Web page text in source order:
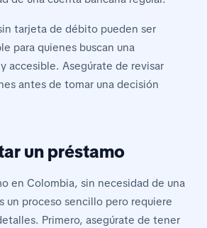
tarjeta de débito pueden ser
para quienes buscan una
accesible. Asegúrate de revisar
antes de tomar una decisión
un préstamo
en Colombia, sin necesidad de una
un proceso sencillo pero requiere
Primero, asegúrate de tener